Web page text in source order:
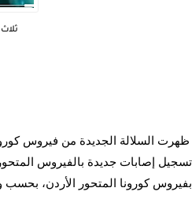
بفيروس كورونا المتحور الأردن، بحسب